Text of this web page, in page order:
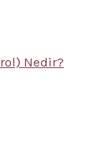
Nedir?